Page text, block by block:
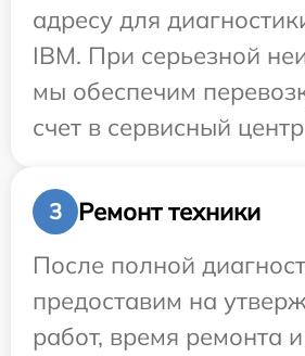
адресу для
IBM. При серьезной
мы обеспечим
счет в сервисный
3
Ремонт техники
После полной
предоставим на
работ, время ремонта